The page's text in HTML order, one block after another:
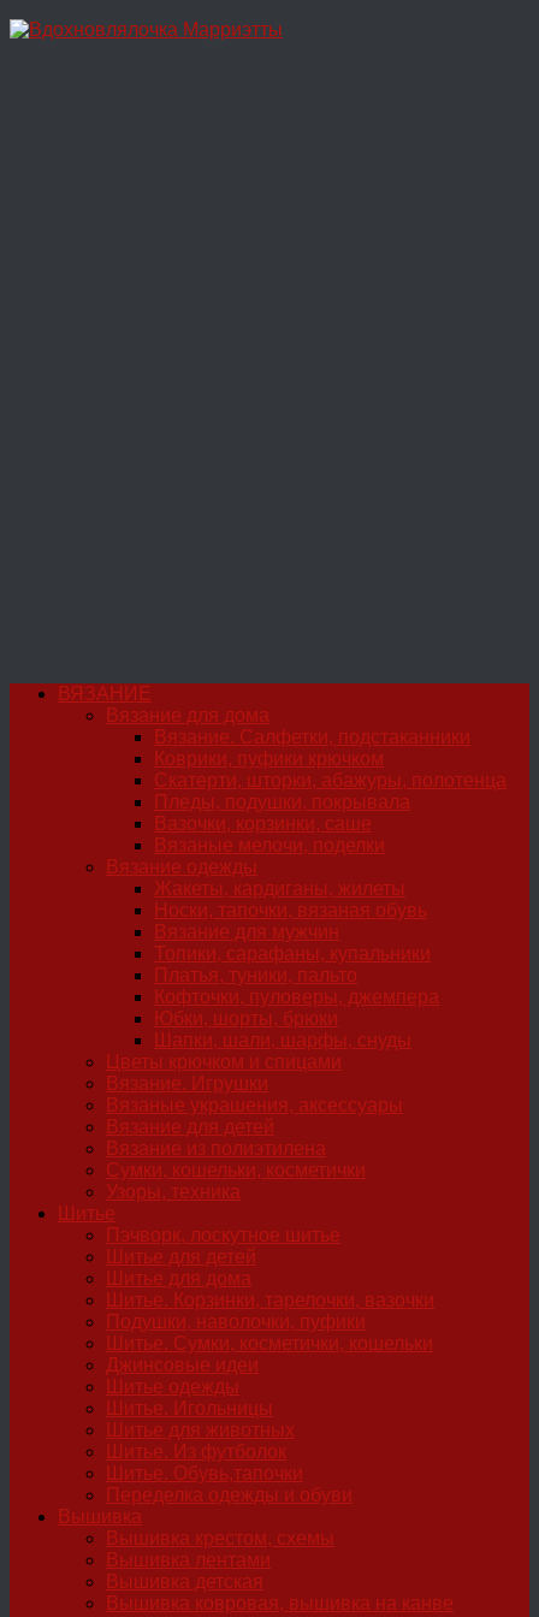
Перейти
ВЯЗАНИЕ
Вязание для дома
Вязание. Салфетки, подстаканники
Коврики, пуфики крючком
Скатерти, шторки, абажуры, полотенца
Пледы, подушки, покрывала
Вазочки, корзинки, саше
Вязаные мелочи, поделки
Вязание одежды
Жакеты, кардиганы, жилеты
Носки, тапочки, вязаная обувь
Вязание для мужчин
Топики, сарафаны, купальники
Платья, туники, пальто
Кофточки, пуловеры, джемпера
Юбки, шорты, брюки
Шапки, шали, шарфы, снуды
Цветы крючком и спицами
Вязание. Игрушки
Вязаные украшения, аксессуары
Вязание для детей
Вязание из полиэтилена
Сумки, кошельки, косметички
Узоры, техника
Шитье
Пэчворк, лоскутное шитье
Шитье для детей
Шитье для дома
Шитье. Корзинки, тарелочки, вазочки
Подушки, наволочки, пуфики
Шитье. Сумки, косметички, кошельки
Джинсовые идеи
Шитье одежды
Шитье. Игольницы
Шитье для животных
Шитье. Из футболок
Шитье. Обувь,тапочки
Переделка одежды и обуви
Вышивка
Вышивка крестом, схемы
Вышивка лентами
Вышивка детская
Вышивка ковровая, вышивка на канве